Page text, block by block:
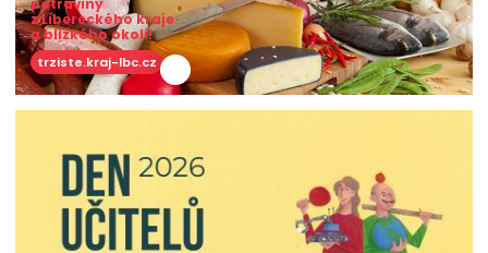
potraviny
z Libereckého kraje
a blízkého okolí!
trziste.kraj-lbc.cz